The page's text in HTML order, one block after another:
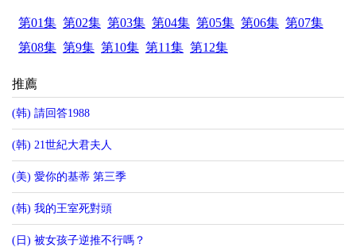
第01集 第02集 第03集 第04集 第05集 第06集 第07集
第08集 第9集 第10集 第11集 第12集
推薦
(韩) 請回答1988
(韩) 21世紀大君夫人
(美) 愛你的基蒂 第三季
(韩) 我的王室死對頭
(日) 被女孩子逆推不行嗎？